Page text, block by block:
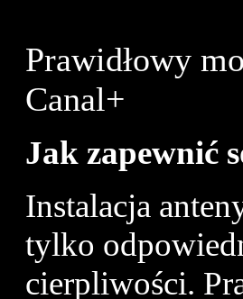
Prawidłowy
Canal+
Jak zapewnić
Instalacja
tylko
cierpliwości.